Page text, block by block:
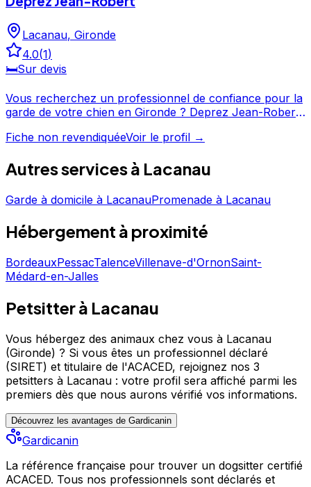
Lacanau, Gironde
4.0(1)
🛏️Sur devis
Vous recherchez un professionnel de confiance pour la
garde de votre chien en Gironde ? Deprez Jean-Robert
une note de 4/5, Deprez Jean-Robert offre un service
pour discuter de vos besoins et organiser la garde de
du service canin situé à Lacanau. Noté 4/5 ⭐⭐⭐⭐ sur
Fiche non revendiquéeVoir le profil →
Autres services à Lacanau
Garde à domicile à LacanauPromenade à Lacanau
Hébergement à proximité
BordeauxPessacTalenceVillenave-d'OrnonSaint-
Médard-en-Jalles
Petsitter à Lacanau
Vous hébergez des animaux chez vous à Lacanau
(Gironde) ? Si vous êtes un professionnel déclaré
(SIRET) et titulaire de l'ACACED, rejoignez nos 3
petsitters à Lacanau : votre profil sera affiché parmi les
premiers dès que nous aurons vérifié vos informations.
Découvrez les avantages de Gardicanin
Gardicanin
La référence française pour trouver un dogsitter certifié
ACACED. Tous nos professionnels sont déclarés et